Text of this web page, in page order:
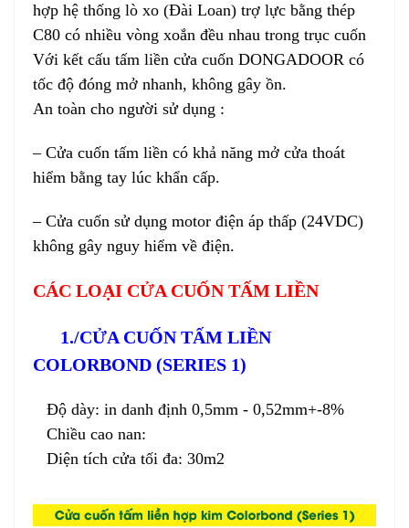
hợp hệ thống lò xo (Đài Loan) trợ lực bằng thép
C80 có nhiều vòng xoắn đều nhau trong trục cuốn
Với kết cấu tấm liền cửa cuốn DONGADOOR có
tốc độ đóng mở nhanh, không gây ồn.
An toàn cho người sử dụng :
– Cửa cuốn tấm liền có khả năng mở cửa thoát
hiểm bằng tay lúc khẩn cấp.
– Cửa cuốn sử dụng motor điện áp thấp (24VDC)
không gây nguy hiểm về điện.
CÁC LOẠI CỬA CUỐN TẤM LIỀN
1./CỬA CUỐN TẤM LIỀN
COLORBOND (SERIES 1)
Độ dày: in danh định 0,5mm - 0,52mm+-8%
Chiều cao nan:
Diện tích cửa tối đa: 30m2